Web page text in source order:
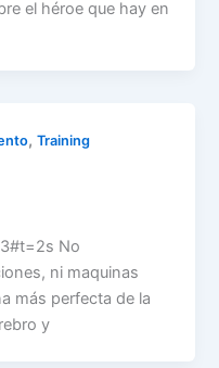
el héroe que hay en
,Training
No
ni maquinas
más perfecta de la
y